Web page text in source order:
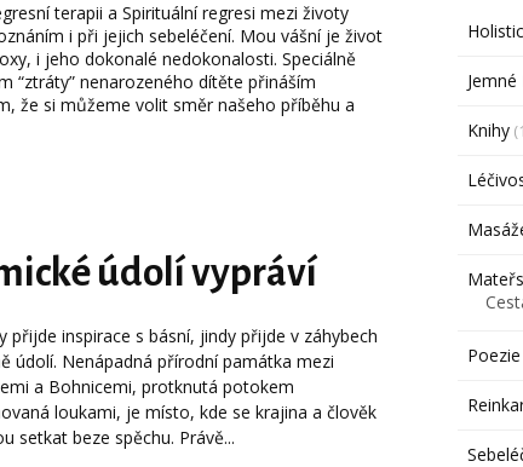
terapii a Spirituální regresi mezi životy
i při jejich sebeléčení. Mou vášní je život
i jeho dokonalé nedokonalosti. Speciálně
“ztráty” nenarozeného dítěte přináším
že si můžeme volit směr našeho příběhu a
údolí vypráví
přijde inspirace s básní, jindy přijde v záhybech
údolí. Nenápadná přírodní památka mezi
a Bohnicemi, protknutá potokem
loukami, je místo, kde se krajina a člověk
setkat beze spěchu. Právě...
Jemné
Knihy